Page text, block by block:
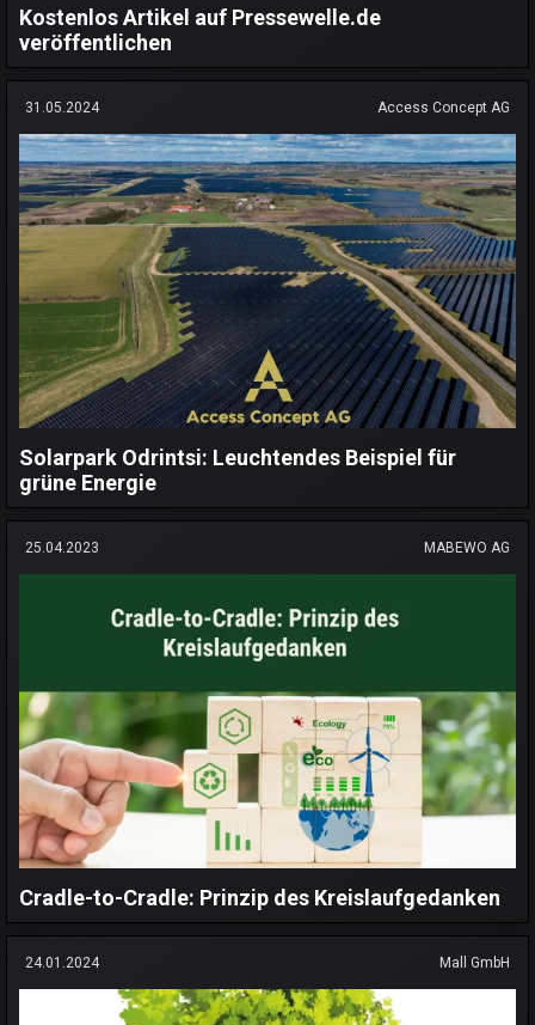
Kostenlos Artikel auf Pressewelle.de
veröffentlichen
31.05.2024 Access Concept AG
Solarpark Odrintsi: Leuchtendes Beispiel für
grüne Energie
25.04.2023 MABEWO AG
Cradle-to-Cradle: Prinzip des Kreislaufgedanken
24.01.2024 Mall GmbH